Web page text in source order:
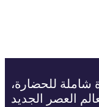
شاملة للحضارة،
العصر الجديد